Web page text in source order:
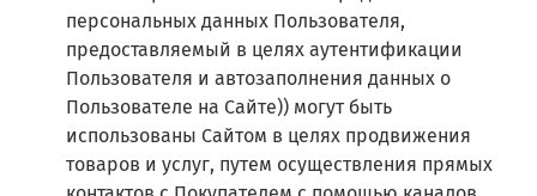
персональных данных Пользователя,
предоставляемый в целях аутентификации
Пользователя и автозаполнения данных о
Пользователе на Сайте)) могут быть
использованы Сайтом в целях продвижения
товаров и услуг, путем осуществления прямых